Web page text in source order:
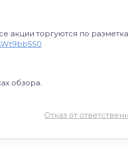
акции торгуются по
обзора.
Отказ от